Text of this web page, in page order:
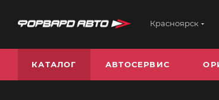
Красноярск
КАТАЛОГ АВТОСЕРВИС